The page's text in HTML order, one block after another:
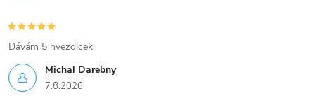
Michal Darebny
7.8.2026
Dávám 5 hvezdicek